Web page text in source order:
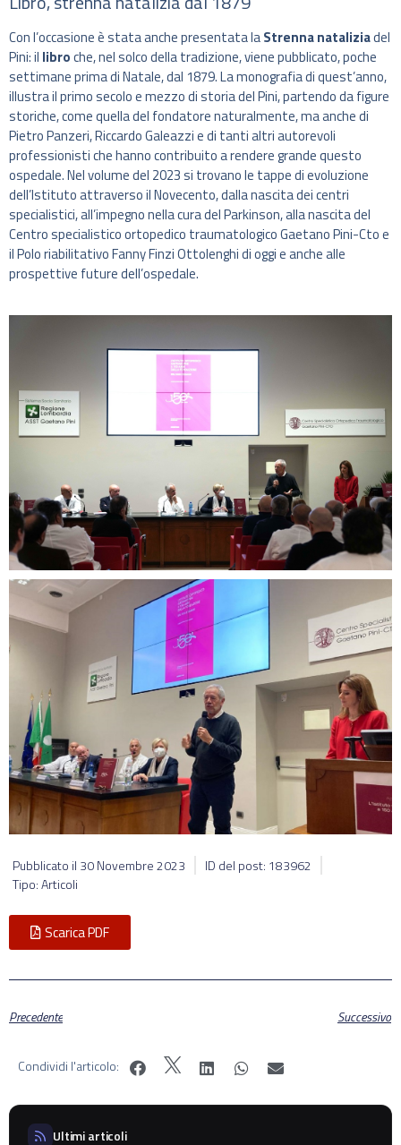
Con l’occasione è stata anche presentata laStrenna nataliziadel
Pini: il libroche, nel solco della tradizione, viene pubblicato, poche
settimane prima di Natale, dal 1879. La monografia di quest’anno,
illustra il primo secolo e mezzo di storia del Pini, partendo da figure
storiche, come quella del fondatore naturalmente, ma anche di
Pietro Panzeri, Riccardo Galeazzi e di tanti altri autorevoli
professionisti che hanno contribuito a rendere grande questo
ospedale. Nel volume del 2023 si trovano le tappe di evoluzione
dell’Istituto attraverso il Novecento, dalla nascita dei centri
specialistici, all’impegno nella cura del Parkinson, alla nascita del
Centro specialistico ortopedico traumatologico Gaetano Pini-Cto e
il Polo riabilitativo Fanny Finzi Ottolenghi di oggi e anche alle
prospettive future dell’ospedale.
Pubblicato il 30 Novembre 2023
ID del post: 183962
Tipo: Articoli
Scarica PDF
Precedente Successivo
Condividi l'articolo:
Ultimi articoli